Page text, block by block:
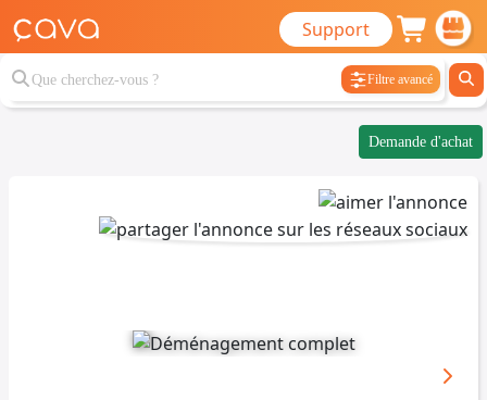
Support
Filtre avancé
Demande d'achat